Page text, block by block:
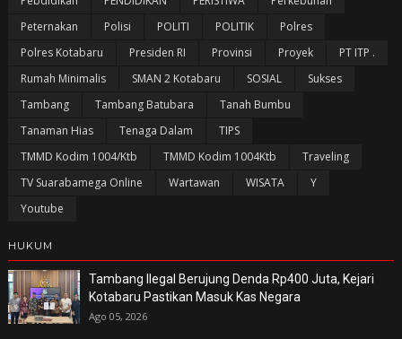
Peternakan
Polisi POLITI POLITIK
Polres
Polres Kotabaru
Presiden RI Provinsi Proyek
PT ITP .
Rumah Minimalis
SMAN 2 Kotabaru SOSIAL
Sukses
Tambang
Tambang Batubara
Tanah Bumbu
Tanaman Hias
Tenaga Dalam
TIPS
TMMD Kodim 1004/Ktb
TMMD Kodim 1004Ktb
Traveling
TV Suarabamega Online
Wartawan WISATA
Y
Youtube
HUKUM
Tambang Ilegal Berujung Denda Rp400 Juta, Kejari
Kotabaru Pastikan Masuk Kas Negara
Ago 05, 2026